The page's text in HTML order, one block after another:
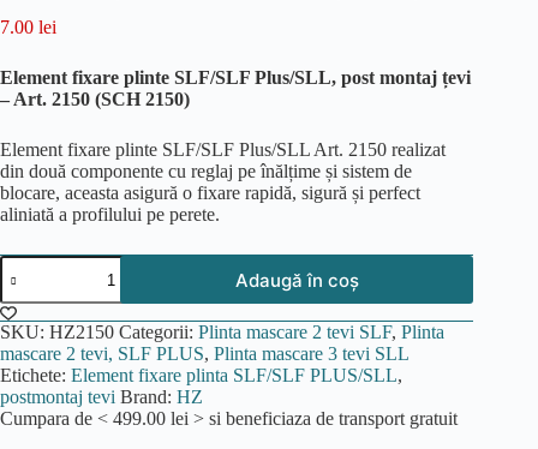
7.00 lei
Element fixare plinte SLF/SLF Plus/SLL, post montaj țevi
– Art. 2150 (SCH 2150)
Element fixare plinte SLF/SLF Plus/SLL Art. 2150 realizat
din două componente cu reglaj pe înălțime și sistem de
blocare, aceasta asigură o fixare rapidă, sigură și perfect
aliniată a profilului pe perete.
Cantitate
Element
fixare
plinta
SLF/SLF
PLUS/SLL,
postmontaj
tevi
Adaugă în coș
SKU: HZ2150 Categorii: Plinta mascare 2 tevi SLF, Plinta
mascare 2 tevi, SLF PLUS, Plinta mascare 3 tevi SLL
Etichete: Element fixare plinta SLF/SLF PLUS/SLL,
postmontaj tevi Brand: HZ
Cumpara de < 499.00 lei > si beneficiaza de transport gratuit